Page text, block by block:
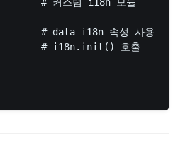
# data-i18n 속성 사용
# i18n.init() 호출